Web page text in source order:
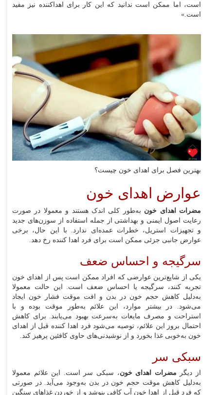
است، اما ممکن است ندانید که این کار برای اهداکننده نیز مفید
است.»
بهترین فصل برای اهدای خون چیست؟
عوارض اهدای خون
مضرات اهدای خون به‌طور کلی اندک هستند و معمولا در صورت
رعایت اصول ایمنی و بهداشتی از جمله استفاده از سوزن‌های جدید
و تجهیزات استریل، خطرات عمده‌ای ندارد. با این حال، برخی
عوارض جانبی جزئی ممکن است برای فرد اهدا کننده رخ دهد.
سرگیجه و احساس ضعف
یکی از شایع‌ترین عوارضی که افراد ممکن است پس از اهدای خون
تجربه کنند، سرگیجه یا احساس ضعف است. این حالت معمولا
به‌دلیل کاهش حجم خون در بدن و افت موقت فشار خون ایجاد
می‌شود. در بیشتر موارد، این علائم به‌طور موقت بوده و با
استراحت و مصرف مایعات به‌سرعت بهبود می‌یابند. برای کاهش
احتمال بروز این علائم، توصیه می‌شود فرد اهدا کننده قبل از اهدای
خون به‌خوبی غذا بخورد و از نوشیدنی‌های حاوی کافئین پرهیز کند.
سبکی سر
از دیگر مضرات اهدای خون، سبکی سر است. این علائم معمولا
به‌دلیل کاهش موقت حجم خون در بدن به‌وجود می‌آید. در صورتی
که فرد قبل از اهدا خون آب کافی بنوشد و از خوردن غذاهای سنگین